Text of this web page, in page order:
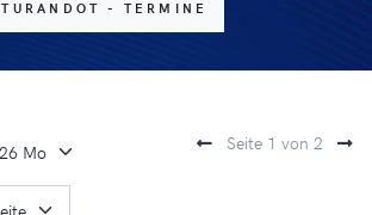
TURANDOT - TERMINE
Seite 1 von 2